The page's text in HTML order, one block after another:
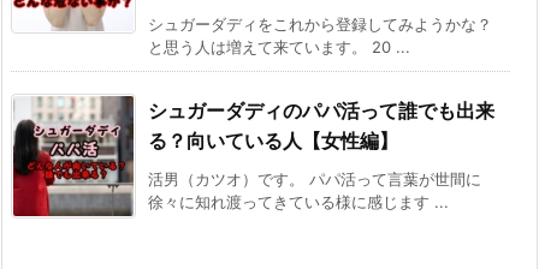
シュガーダディをこれから登録してみようかな？
と思う人は増えて来ています。 20 ...
シュガーダディのパパ活って誰でも出来
る？向いている人【女性編】
活男（カツオ）です。 パパ活って言葉が世間に
徐々に知れ渡ってきている様に感じます ...